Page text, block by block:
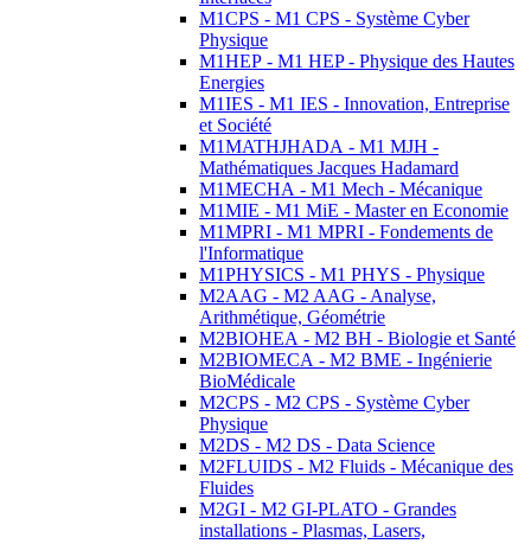
M1CPS - M1 CPS - Système Cyber
Physique
M1HEP - M1 HEP - Physique des Hautes
Energies
M1IES - M1 IES - Innovation, Entreprise
et Société
M1MATHJHADA - M1 MJH -
Mathématiques Jacques Hadamard
M1MECHA - M1 Mech - Mécanique
M1MIE - M1 MiE - Master en Economie
M1MPRI - M1 MPRI - Fondements de
l'Informatique
M1PHYSICS - M1 PHYS - Physique
M2AAG - M2 AAG - Analyse,
Arithmétique, Géométrie
M2BIOHEA - M2 BH - Biologie et Santé
M2BIOMECA - M2 BME - Ingénierie
BioMédicale
M2CPS - M2 CPS - Système Cyber
Physique
M2DS - M2 DS - Data Science
M2FLUIDS - M2 Fluids - Mécanique des
Fluides
M2GI - M2 GI-PLATO - Grandes
installations - Plasmas, Lasers,